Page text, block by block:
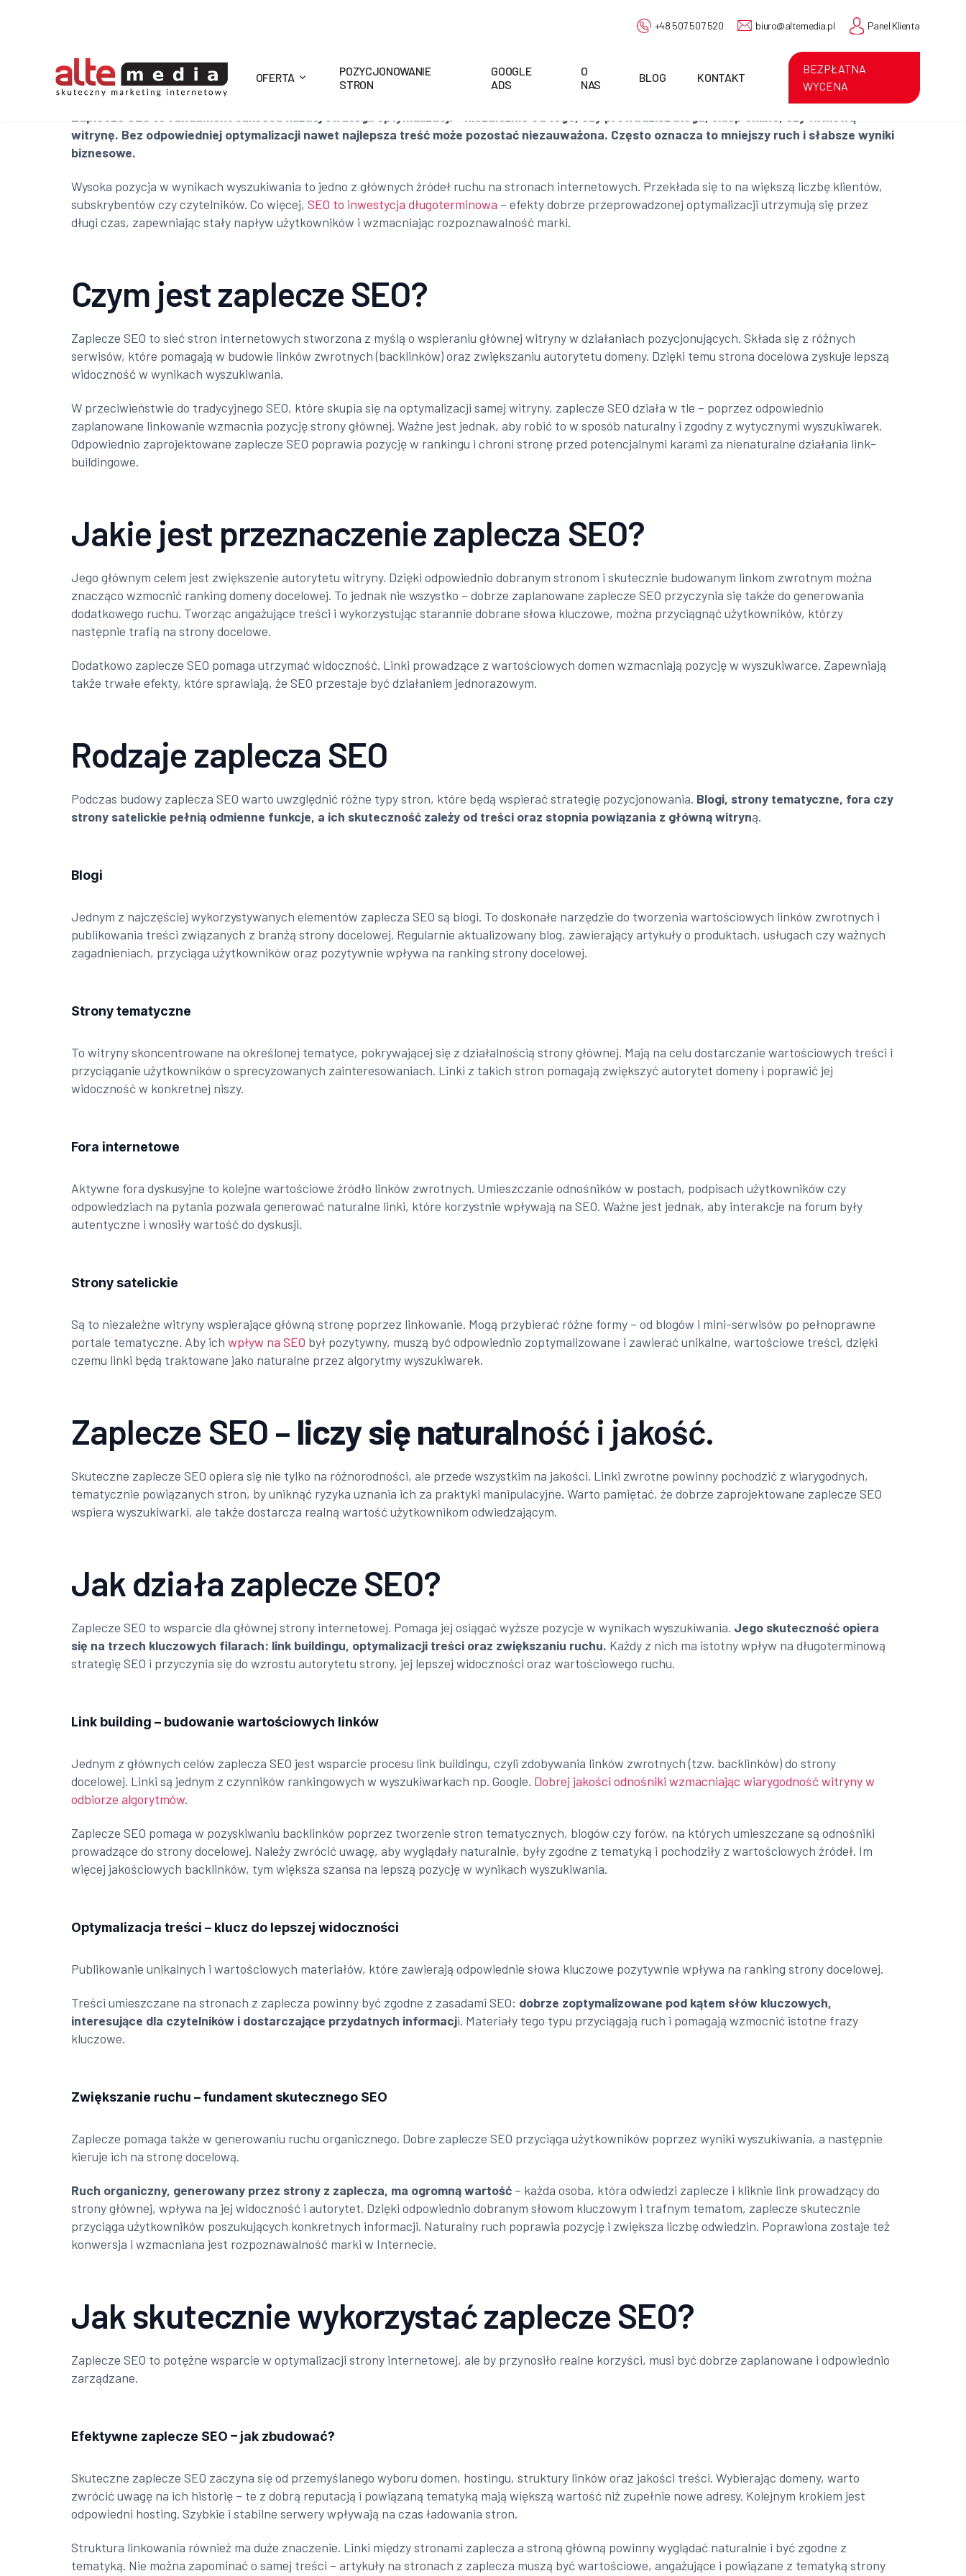
Alte
Media
+48 507 507 520 biuro@altemedia.pl Panel Klienta
OFERTA
POZYCJONOWANIE
STRON
GOOGLE
ADS
O
NAS
BLOG KONTAKT
BEZPŁATNA
WYCENA
Zaplecze SEO to fundament sukcesu każdej strategii optymalizacji – niezależnie od tego, czy prowadzisz bloga, sklep online, czy firmową
witrynę. Bez odpowiedniej optymalizacji nawet najlepsza treść może pozostać niezauważona. Często oznacza to mniejszy ruch i słabsze wyniki
biznesowe.
Wysoka pozycja w wynikach wyszukiwania to jedno z głównych źródeł ruchu na stronach internetowych. Przekłada się to na większą liczbę klientów,
subskrybentów czy czytelników. Co więcej,SEO to inwestycja długoterminowa – efekty dobrze przeprowadzonej optymalizacji utrzymują się przez
długi czas, zapewniając stały napływ użytkowników i wzmacniając rozpoznawalność marki.
Czym jest zaplecze SEO?
Zaplecze SEO to sieć stron internetowych stworzona z myślą o wspieraniu głównej witryny w działaniach pozycjonujących. Składa się z różnych
serwisów, które pomagają w budowie linków zwrotnych (backlinków) oraz zwiększaniu autorytetu domeny. Dzięki temu strona docelowa zyskuje lepszą
widoczność w wynikach wyszukiwania.
W przeciwieństwie do tradycyjnego SEO, które skupia się na optymalizacji samej witryny, zaplecze SEO działa w tle – poprzez odpowiednio
zaplanowane linkowanie wzmacnia pozycję strony głównej. Ważne jest jednak, aby robić to w sposób naturalny i zgodny z wytycznymi wyszukiwarek.
Odpowiednio zaprojektowane zaplecze SEO poprawia pozycję w rankingu i chroni stronę przed potencjalnymi karami za nienaturalne działania link-
buildingowe.
Jakie jest przeznaczenie zaplecza SEO?
Jego głównym celem jest zwiększenie autorytetu witryny. Dzięki odpowiednio dobranym stronom i skutecznie budowanym linkom zwrotnym można
znacząco wzmocnić ranking domeny docelowej. To jednak nie wszystko – dobrze zaplanowane zaplecze SEO przyczynia się także do generowania
dodatkowego ruchu. Tworząc angażujące treści i wykorzystując starannie dobrane słowa kluczowe, można przyciągnąć użytkowników, którzy
następnie trafią na strony docelowe.
Dodatkowo zaplecze SEO pomaga utrzymać widoczność. Linki prowadzące z wartościowych domen wzmacniają pozycję w wyszukiwarce. Zapewniają
także trwałe efekty, które sprawiają, że SEO przestaje być działaniem jednorazowym.
Rodzaje zaplecza SEO
Podczas budowy zaplecza SEO warto uwzględnić różne typy stron, które będą wspierać strategię pozycjonowania. Blogi, strony tematyczne, fora czy
strony satelickie pełnią odmienne funkcje, a ich skuteczność zależy od treści oraz stopnia powiązania z główną witryną.
Blogi
Jednym z najczęściej wykorzystywanych elementów zaplecza SEO są blogi. To doskonałe narzędzie do tworzenia wartościowych linków zwrotnych i
publikowania treści związanych z branżą strony docelowej. Regularnie aktualizowany blog, zawierający artykuły o produktach, usługach czy ważnych
zagadnieniach, przyciąga użytkowników oraz pozytywnie wpływa na ranking strony docelowej.
Strony tematyczne
To witryny skoncentrowane na określonej tematyce, pokrywającej się z działalnością strony głównej. Mają na celu dostarczanie wartościowych treści i
przyciąganie użytkowników o sprecyzowanych zainteresowaniach. Linki z takich stron pomagają zwiększyć autorytet domeny i poprawić jej
widoczność w konkretnej niszy.
Fora internetowe
Aktywne fora dyskusyjne to kolejne wartościowe źródło linków zwrotnych. Umieszczanie odnośników w postach, podpisach użytkowników czy
odpowiedziach na pytania pozwala generować naturalne linki, które korzystnie wpływają na SEO. Ważne jest jednak, aby interakcje na forum były
autentyczne i wnosiły wartość do dyskusji.
Strony satelickie
Są to niezależne witryny wspierające główną stronę poprzez linkowanie. Mogą przybierać różne formy – od blogów i mini-serwisów po pełnoprawne
portale tematyczne. Aby ichwpływ na SEO był pozytywny, muszą być odpowiednio zoptymalizowane i zawierać unikalne, wartościowe treści, dzięki
czemu linki będą traktowane jako naturalne przez algorytmy wyszukiwarek.
Zaplecze SEO – liczy się naturalność i jakość.
Skuteczne zaplecze SEO opiera się nie tylko na różnorodności, ale przede wszystkim na jakości. Linki zwrotne powinny pochodzić z wiarygodnych,
tematycznie powiązanych stron, by uniknąć ryzyka uznania ich za praktyki manipulacyjne. Warto pamiętać, że dobrze zaprojektowane zaplecze SEO
wspiera wyszukiwarki, ale także dostarcza realną wartość użytkownikom odwiedzającym.
Jak działa zaplecze SEO?
Zaplecze SEO to wsparcie dla głównej strony internetowej. Pomaga jej osiągać wyższe pozycje w wynikach wyszukiwania. Jego skuteczność opiera
się na trzech kluczowych filarach: link buildingu, optymalizacji treści oraz zwiększaniu ruchu. Każdy z nich ma istotny wpływ na długoterminową
strategię SEO i przyczynia się do wzrostu autorytetu strony, jej lepszej widoczności oraz wartościowego ruchu.
Link building – budowanie wartościowych linków
Jednym z głównych celów zaplecza SEO jest wsparcie procesu link buildingu, czyli zdobywania linków zwrotnych (tzw. backlinków) do strony
docelowej. Linki są jednym z czynników rankingowych w wyszukiwarkach np. Google. Dobrej jakości odnośniki wzmacniając wiarygodność witryny w
odbiorze algorytmów.
Zaplecze SEO pomaga w pozyskiwaniu backlinków poprzez tworzenie stron tematycznych, blogów czy forów, na których umieszczane są odnośniki
prowadzące do strony docelowej. Należy zwrócić uwagę, aby wyglądały naturalnie, były zgodne z tematyką i pochodziły z wartościowych źródeł. Im
więcej jakościowych backlinków, tym większa szansa na lepszą pozycję w wynikach wyszukiwania.
Optymalizacja treści – klucz do lepszej widoczności
Publikowanie unikalnych i wartościowych materiałów, które zawierają odpowiednie słowa kluczowe pozytywnie wpływa na ranking strony docelowej.
Treści umieszczane na stronach z zaplecza powinny być zgodne z zasadami SEO: dobrze zoptymalizowane pod kątem słów kluczowych,
interesujące dla czytelników i dostarczające przydatnych informacji. Materiały tego typu przyciągają ruch i pomagają wzmocnić istotne frazy
kluczowe.
Zwiększanie ruchu – fundament skutecznego SEO
Zaplecze pomaga także w generowaniu ruchu organicznego. Dobre zaplecze SEO przyciąga użytkowników poprzez wyniki wyszukiwania, a następnie
kieruje ich na stronę docelową.
Ruch organiczny, generowany przez strony z zaplecza, ma ogromną wartość – każda osoba, która odwiedzi zaplecze i kliknie link prowadzący do
strony głównej, wpływa na jej widoczność i autorytet. Dzięki odpowiednio dobranym słowom kluczowym i trafnym tematom, zaplecze skutecznie
przyciąga użytkowników poszukujących konkretnych informacji. Naturalny ruch poprawia pozycję i zwiększa liczbę odwiedzin. Poprawiona zostaje też
konwersja i wzmacniana jest rozpoznawalność marki w Internecie.
Jak skutecznie wykorzystać zaplecze SEO?
Zaplecze SEO to potężne wsparcie w optymalizacji strony internetowej, ale by przynosiło realne korzyści, musi być dobrze zaplanowane i odpowiednio
zarządzane.
Efektywne zaplecze SEO – jak zbudować?
Skuteczne zaplecze SEO zaczyna się od przemyślanego wyboru domen, hostingu, struktury linków oraz jakości treści. Wybierając domeny, warto
zwrócić uwagę na ich historię – te z dobrą reputacją i powiązaną tematyką mają większą wartość niż zupełnie nowe adresy. Kolejnym krokiem jest
odpowiedni hosting. Szybkie i stabilne serwery wpływają na czas ładowania stron.
Struktura linkowania również ma duże znaczenie. Linki między stronami zaplecza a stroną główną powinny wyglądać naturalnie i być zgodne z
tematyką. Nie można zapominać o samej treści – artykuły na stronach z zaplecza muszą być wartościowe, angażujące i powiązane z tematyką strony